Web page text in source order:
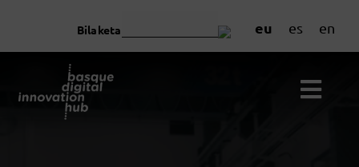
eu es en
Bilaketa